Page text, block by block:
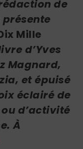
de
présente
Mille
d’Yves
Magnard,
et épuisé
éclairé de
d’activité
À